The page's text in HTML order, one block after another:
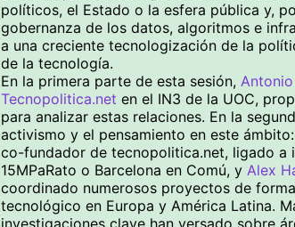
políticos, el Estado o la esfera pública y,
gobernanza de los datos, algoritmos e
a una creciente tecnologización de la
de la tecnología.
En la primera parte de esta sesión,
Tecnopolitica.net en el IN3 de la UOC,
para analizar estas relaciones. En la
activismo y el pensamiento en este ámbito:
co-fundador de tecnopolitica.net, ligado a
15MPaRato o Barcelona en Comú, y Alex
coordinado numerosos proyectos de
tecnológico en Europa y América Latina.
investigaciones clave han versado sobre